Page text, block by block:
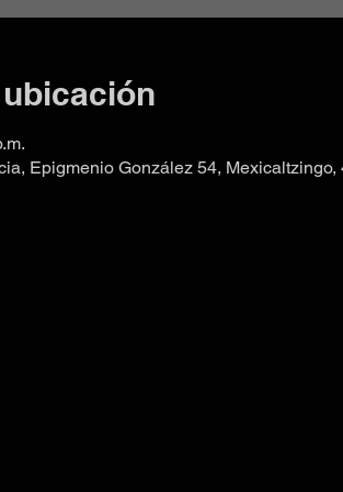
Epigmenio González 54,